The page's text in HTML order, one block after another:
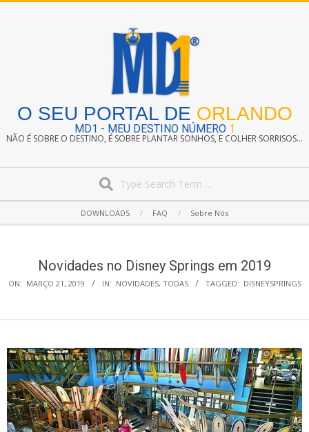
O SEU PORTAL DE ORLANDO
MD1 - MEU DESTINO NÚMERO 1
NÃO É SOBRE O DESTINO, É SOBRE PLANTAR SONHOS, E COLHER SORRISOS...
Navigation
DOWNLOADS FAQ Sobre Nós
Novidades no Disney Springs em 2019
ON: MARÇO 21, 2019 IN: NOVIDADES, TODAS TAGGED: DISNEYSPRINGS